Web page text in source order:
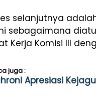
selanjutnya
sebagaimana
Kerja Komisi III
juga :
Apresiasi